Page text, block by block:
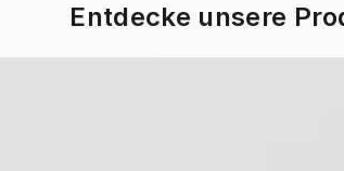
Entdecke unsere